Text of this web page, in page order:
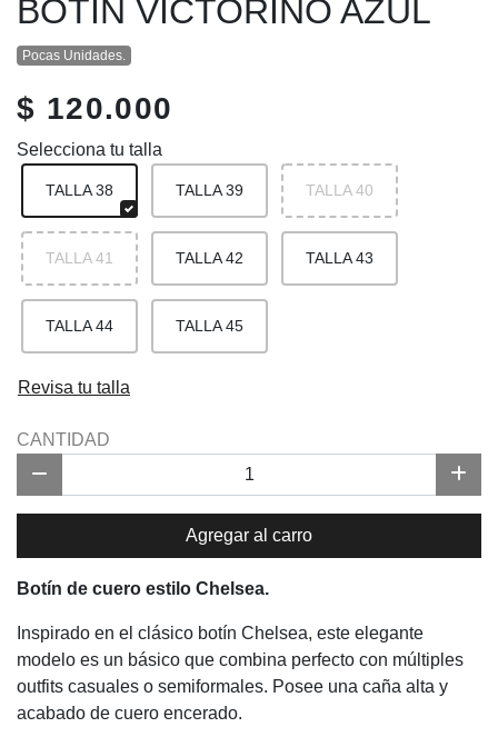
BOTÍN VICTORINO AZUL
Pocas Unidades.
$ 120.000
Selecciona tu talla
TALLA 38 TALLA 39 TALLA 40
TALLA 41 TALLA 42 TALLA 43
TALLA 44 TALLA 45
Revisa tu talla
CANTIDAD
Agregar al carro
Botín de cuero estilo Chelsea.
Inspirado en el clásico botín Chelsea, este elegante
modelo es un básico que combina perfecto con múltiples
outfits casuales o semiformales. Posee una caña alta y
acabado de cuero encerado.